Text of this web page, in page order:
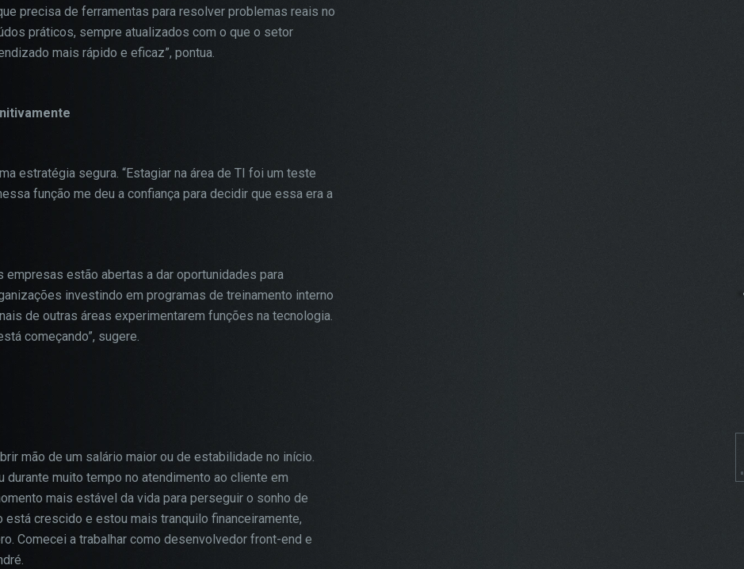
precisa de ferramentas para resolver problemas reais no
práticos, sempre atualizados com o que o setor
mais rápido e eficaz”, pontua.
estratégia segura. “Estagiar na área de TI foi um teste
função me deu a confiança para decidir que essa era a
empresas estão abertas a dar oportunidades para
investindo em programas de treinamento interno
de outras áreas experimentarem funções na tecnologia.
começando”, sugere.
mão de um salário maior ou de estabilidade no início.
durante muito tempo no atendimento ao cliente em
mais estável da vida para perseguir o sonho de
está crescido e estou mais tranquilo financeiramente,
Comecei a trabalhar como desenvolvedor front-end e